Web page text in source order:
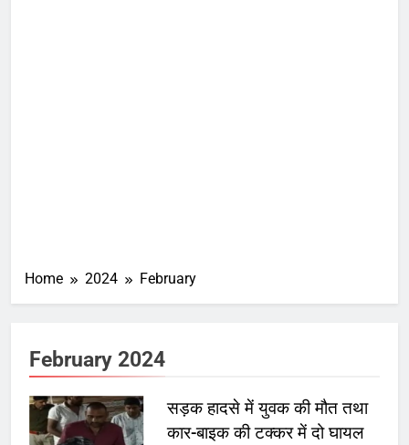
Home 2024 February
February 2024
सड़क हादसे में युवक की मौत तथा
कार-बाइक की टक्कर में दो घायल